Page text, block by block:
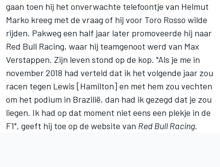
gaan toen hij het onverwachte telefoontje van Helmut
Marko kreeg met de vraag of hij voor Toro Rosso wilde
rijden. Pakweg een half jaar later promoveerde hij naar
Red Bull Racing, waar hij teamgenoot werd van Max
Verstappen. Zijn leven stond op de kop. "Als je me in
november 2018 had verteld dat ik het volgende jaar zou
racen tegen Lewis [Hamilton] en met hem zou vechten
om het podium in Brazilië, dan had ik gezegd dat je zou
liegen. Ik had op dat moment niet eens een plekje in de
F1", geeft hij toe op de website van Red Bull Racing.